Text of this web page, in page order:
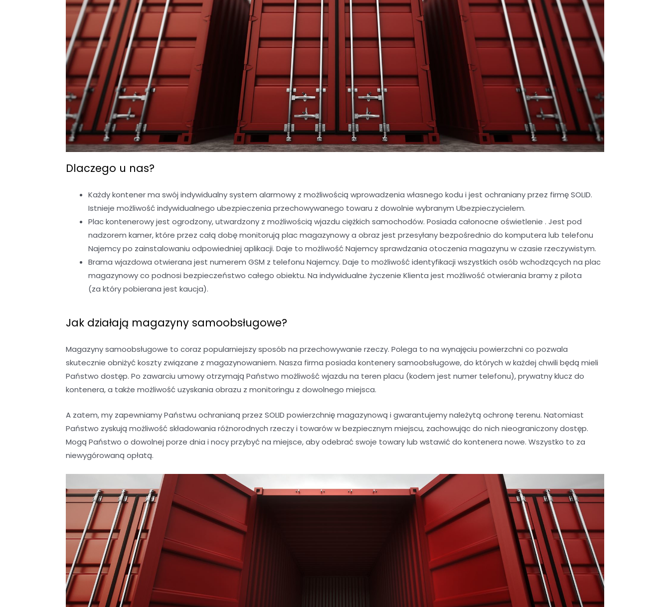
Dlaczego u nas?
Każdy kontener ma swój indywidualny system alarmowy z możliwością wprowadzenia własnego kodu i jest ochraniany przez firmę SOLID.
Istnieje możliwość indywidualnego ubezpieczenia przechowywanego towaru z dowolnie wybranym Ubezpieczycielem.
Plac kontenerowy jest ogrodzony, utwardzony z możliwością wjazdu ciężkich samochodów. Posiada całonocne oświetlenie . Jest pod
nadzorem kamer, które przez całą dobę monitorują plac magazynowy a obraz jest przesyłany bezpośrednio do komputera lub telefonu
Najemcy po zainstalowaniu odpowiedniej aplikacji. Daje to możliwość Najemcy sprawdzania otoczenia magazynu w czasie rzeczywistym.
Brama wjazdowa otwierana jest numerem GSM z telefonu Najemcy. Daje to możliwość identyfikacji wszystkich osób wchodzących na plac
magazynowy co podnosi bezpieczeństwo całego obiektu. Na indywidualne życzenie Klienta jest możliwość otwierania bramy z pilota
(za który pobierana jest kaucja).
Jak działają magazyny samoobsługowe?
Magazyny samoobsługowe to coraz popularniejszy sposób na przechowywanie rzeczy. Polega to na wynajęciu powierzchni co pozwala
skutecznie obniżyć koszty związane z magazynowaniem. Nasza firma posiada kontenery samoobsługowe, do których w każdej chwili będą mieli
Państwo dostęp. Po zawarciu umowy otrzymają Państwo możliwość wjazdu na teren placu (kodem jest numer telefonu), prywatny klucz do
kontenera, a także możliwość uzyskania obrazu z monitoringu z dowolnego miejsca.
A zatem, my zapewniamy Państwu ochranianą przez SOLID powierzchnię magazynową i gwarantujemy należytą ochronę terenu. Natomiast
Państwo zyskują możliwość składowania różnorodnych rzeczy i towarów w bezpiecznym miejscu, zachowując do nich nieograniczony dostęp.
Mogą Państwo o dowolnej porze dnia i nocy przybyć na miejsce, aby odebrać swoje towary lub wstawić do kontenera nowe. Wszystko to za
niewygórowaną opłatą.